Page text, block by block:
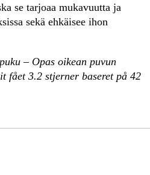
se tarjoaa mukavuutta ja
sekä ehkäisee ihon
– Opas oikean puvun
fået 3.2 stjerner baseret på 42